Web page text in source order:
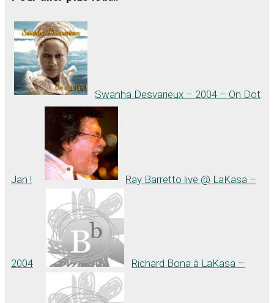
Swanha Desvarieux – 2004 – On Dot
Jan ! Ray Barretto live @ LaKasa –
2004 Richard Bona à LaKasa –